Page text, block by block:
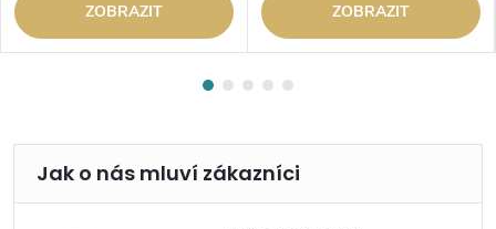
ZOBRAZIT ZOBRAZIT